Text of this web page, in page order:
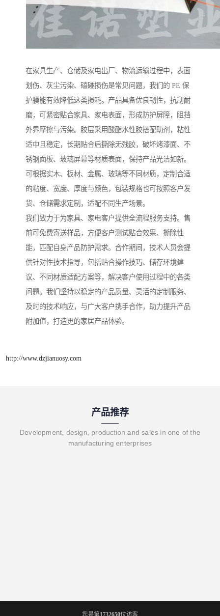
在家具生产、仓储及家电出厂、物流运输过程中，表面
划伤、灰尘污染、磕碰损伤是常见问题，我们的 PE 保
护膜能有效降低这类损耗。产品具备优良韧性，抗刮耐
磨，可紧密贴合家具、家电表面，形成防护屏障，阻挡
外界摩擦与污染。胶层采用酸酯水性胶搭配助剂，粘性
适中且稳定，长期贴合后撕除无残胶，破坏烤漆面、不
锈钢面板、玻璃屏幕等材质表面，保持产品光洁如新。
可根据实木、板材、金属、玻璃等不同材质，定制合适
的粘度、宽度、厚度与颜色，包装规格也可按照客户发
货、仓储需求定制，适配不同生产场景。
我们致力于为家具、家电客户提供全流程服务支持。售
前可免费寄送样品，方便客户测试贴合效果、撕除性
能，匹配自身产品防护需求。合作期间，技术人员会提
供针对性技术指导，包括贴合操作技巧、储存环境建
议、不同材质适配方案等，解决客户使用过程中的各类
问题。我们坚持以稳定的产品质量、灵活的定制服务、
及时的技术响应，与广大客户携手合作，助力提升产品
附加值，打造更的家居产品体验。
http://www.dzjianuosy.com
产品推荐
Development, design, production and sales in one of the
manufacturing enterprises
您是第1732650位访客